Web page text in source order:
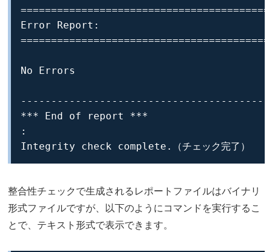
Error Report:
No Errors
*** End of report ***
:
Integrity check complete.（チェック完了）
整合性チェックで生成されるレポートファイルはバイナリ
形式ファイルですが、以下のようにコマンドを実行するこ
とで、テキスト形式で表示できます。